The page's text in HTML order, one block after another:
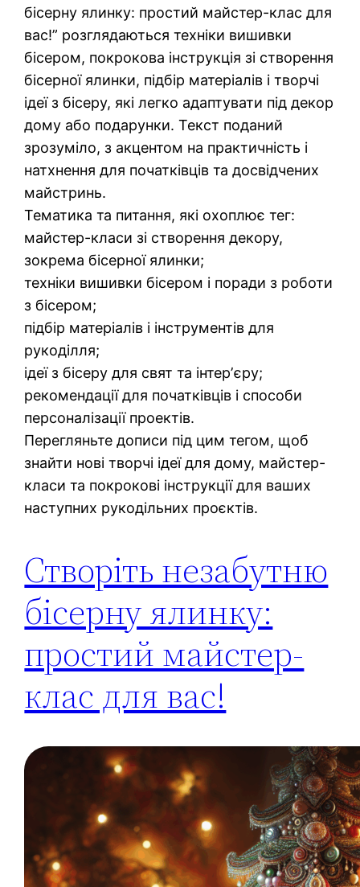
бісерну ялинку: простий майстер-клас для
вас!” розглядаються техніки вишивки
бісером, покрокова інструкція зі створення
бісерної ялинки, підбір матеріалів і творчі
ідеї з бісеру, які легко адаптувати під декор
дому або подарунки. Текст поданий
зрозуміло, з акцентом на практичність і
натхнення для початківців та досвідчених
майстринь.
Тематика та питання, які охоплює тег:
майстер-класи зі створення декору,
зокрема бісерної ялинки;
техніки вишивки бісером і поради з роботи
з бісером;
підбір матеріалів і інструментів для
рукоділля;
ідеї з бісеру для свят та інтерʼєру;
рекомендації для початківців і способи
персоналізації проектів.
Перегляньте дописи під цим тегом, щоб
знайти нові творчі ідеї для дому, майстер-
класи та покрокові інструкції для ваших
наступних рукодільних проєктів.
Створіть незабутню
бісерну ялинку:
простий майстер-
клас для вас!